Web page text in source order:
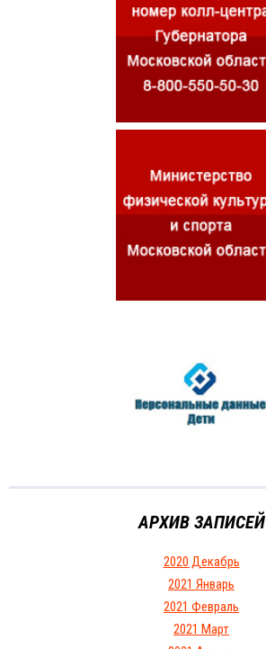
АРХИВ ЗАПИСЕЙ
2020 Декабрь
2021 Январь
2021 Февраль
2021 Март